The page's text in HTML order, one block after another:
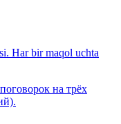
Har bir maqol uchta
на трёх